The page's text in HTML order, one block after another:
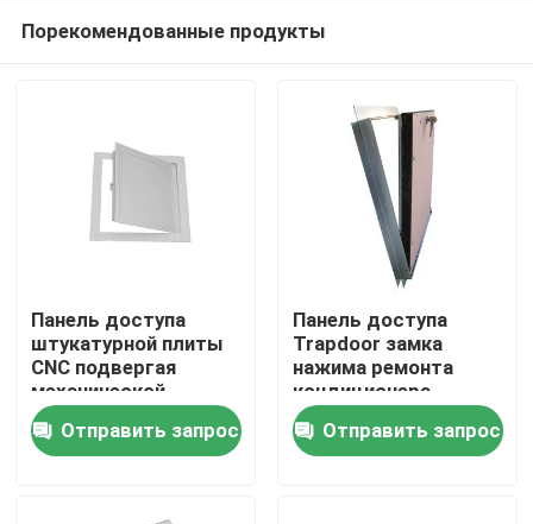
Продукты
О нас
Порекомендованные продукты
Панель доступа
штукатурной плиты
CNC подвергая
механической
обработке
алюминиевая с
шарниром Pin
Отправить запрос
Панель доступа
Trapdoor замка
нажима ремонта
кондиционера
алюминиевая
Отправить запрос